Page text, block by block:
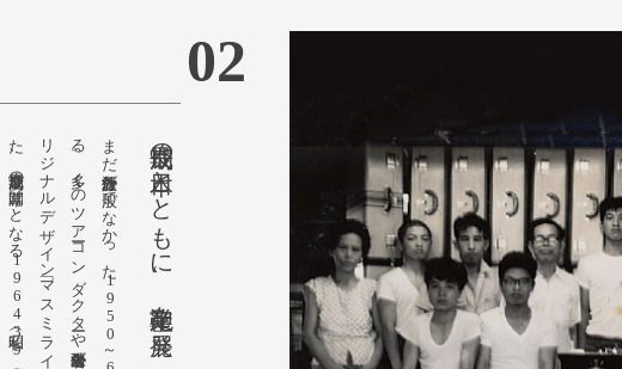
02
成長期の日本とともに、鞄産業を発展。